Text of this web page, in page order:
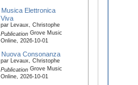
Musica Elettronica
Viva
par Levaux, Christophe
PublicationGrove Music
Online, 2026-10-01
Nuova Consonanza
par Levaux, Christophe
PublicationGrove Music
Online, 2026-10-01